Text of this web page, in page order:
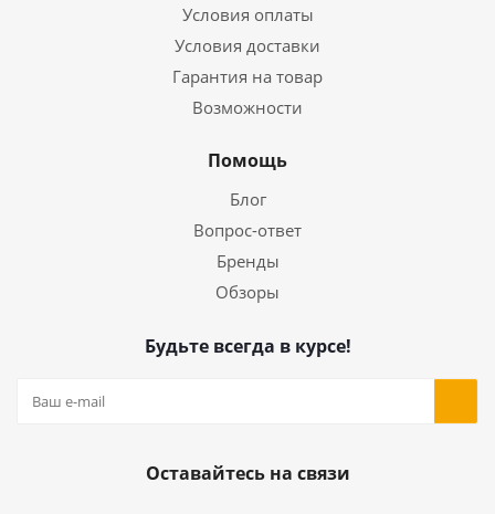
Условия оплаты
Условия доставки
Гарантия на товар
Возможности
Помощь
Блог
Вопрос-ответ
Бренды
Обзоры
Будьте всегда в курсе!
Оставайтесь на связи